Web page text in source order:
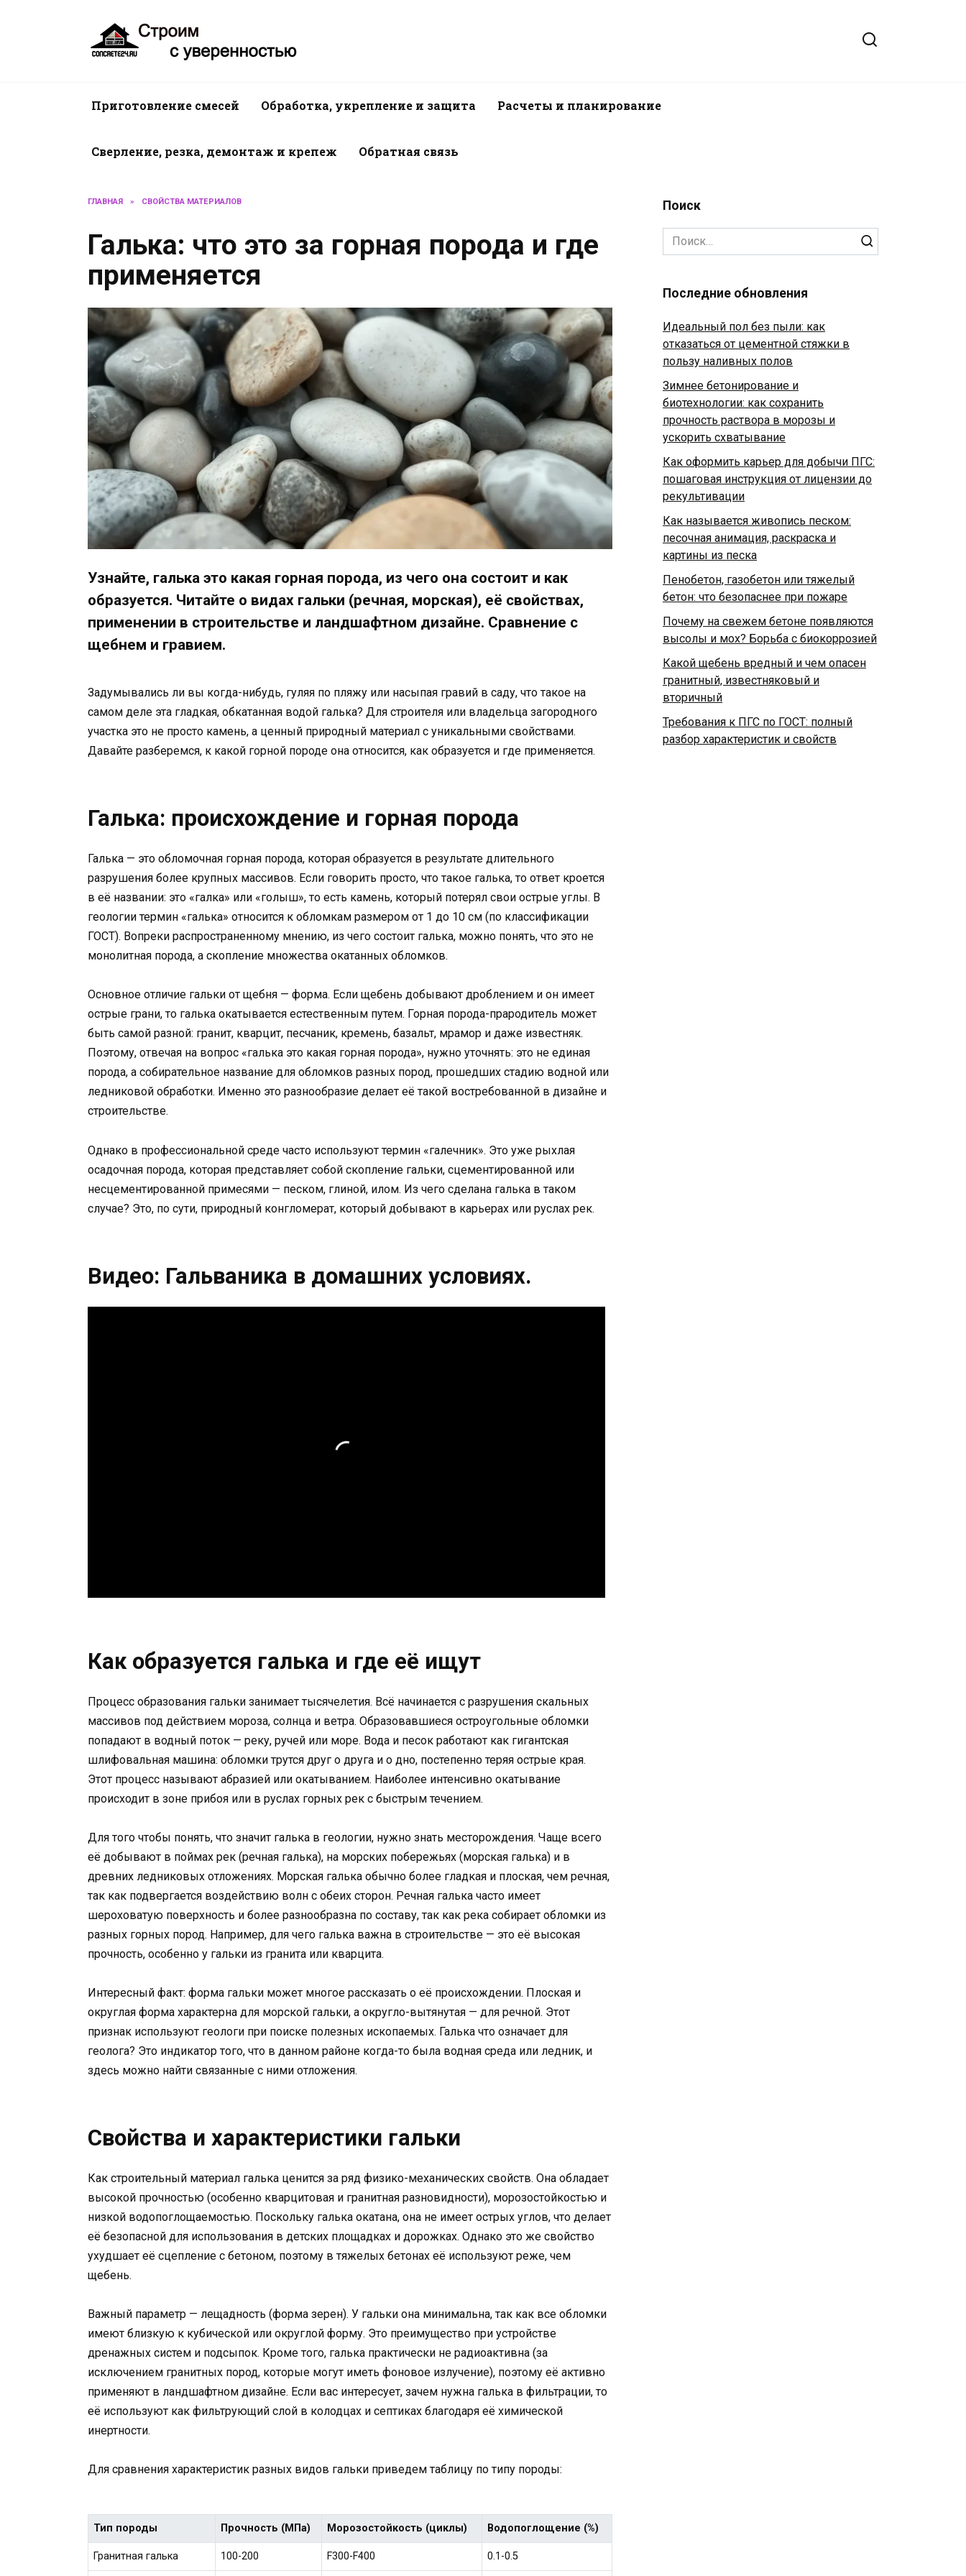
Приготовление смесей Обработка, укрепление и защита Расчеты и планирование
Сверление, резка, демонтаж и крепеж Обратная связь
ГЛАВНАЯ » СВОЙСТВА МАТЕРИАЛОВ
Галька: что это за горная порода и где
применяется
Узнайте, галька это какая горная порода, из чего она состоит и как
образуется. Читайте о видах гальки (речная, морская), её свойствах,
применении в строительстве и ландшафтном дизайне. Сравнение с
щебнем и гравием.
Задумывались ли вы когда-нибудь, гуляя по пляжу или насыпая гравий в саду, что такое на
самом деле эта гладкая, обкатанная водой галька? Для строителя или владельца загородного
участка это не просто камень, а ценный природный материал с уникальными свойствами.
Давайте разберемся, к какой горной породе она относится, как образуется и где применяется.
Галька: происхождение и горная порода
Галька — это обломочная горная порода, которая образуется в результате длительного
разрушения более крупных массивов. Если говорить просто, что такое галька, то ответ кроется
в её названии: это «галка» или «голыш», то есть камень, который потерял свои острые углы. В
геологии термин «галька» относится к обломкам размером от 1 до 10 см (по классификации
ГОСТ). Вопреки распространенному мнению, из чего состоит галька, можно понять, что это не
монолитная порода, а скопление множества окатанных обломков.
Основное отличие гальки от щебня — форма. Если щебень добывают дроблением и он имеет
острые грани, то галька окатывается естественным путем. Горная порода-прародитель может
быть самой разной: гранит, кварцит, песчаник, кремень, базальт, мрамор и даже известняк.
Поэтому, отвечая на вопрос «галька это какая горная порода», нужно уточнять: это не единая
порода, а собирательное название для обломков разных пород, прошедших стадию водной или
ледниковой обработки. Именно это разнообразие делает её такой востребованной в дизайне и
строительстве.
Однако в профессиональной среде часто используют термин «галечник». Это уже рыхлая
осадочная порода, которая представляет собой скопление гальки, сцементированной или
несцементированной примесями — песком, глиной, илом. Из чего сделана галька в таком
случае? Это, по сути, природный конгломерат, который добывают в карьерах или руслах рек.
Видео: Гальваника в домашних условиях.
Как образуется галька и где её ищут
Процесс образования гальки занимает тысячелетия. Всё начинается с разрушения скальных
массивов под действием мороза, солнца и ветра. Образовавшиеся остроугольные обломки
попадают в водный поток — реку, ручей или море. Вода и песок работают как гигантская
шлифовальная машина: обломки трутся друг о друга и о дно, постепенно теряя острые края.
Этот процесс называют абразией или окатыванием. Наиболее интенсивно окатывание
происходит в зоне прибоя или в руслах горных рек с быстрым течением.
Для того чтобы понять, что значит галька в геологии, нужно знать месторождения. Чаще всего
её добывают в поймах рек (речная галька), на морских побережьях (морская галька) и в
древних ледниковых отложениях. Морская галька обычно более гладкая и плоская, чем речная,
так как подвергается воздействию волн с обеих сторон. Речная галька часто имеет
шероховатую поверхность и более разнообразна по составу, так как река собирает обломки из
разных горных пород. Например, для чего галька важна в строительстве — это её высокая
прочность, особенно у гальки из гранита или кварцита.
Интересный факт: форма гальки может многое рассказать о её происхождении. Плоская и
округлая форма характерна для морской гальки, а округло-вытянутая — для речной. Этот
признак используют геологи при поиске полезных ископаемых. Галька что означает для
геолога? Это индикатор того, что в данном районе когда-то была водная среда или ледник, и
здесь можно найти связанные с ними отложения.
Свойства и характеристики гальки
Как строительный материал галька ценится за ряд физико-механических свойств. Она обладает
высокой прочностью (особенно кварцитовая и гранитная разновидности), морозостойкостью и
низкой водопоглощаемостью. Поскольку галька окатана, она не имеет острых углов, что делает
её безопасной для использования в детских площадках и дорожках. Однако это же свойство
ухудшает её сцепление с бетоном, поэтому в тяжелых бетонах её используют реже, чем
щебень.
Важный параметр — лещадность (форма зерен). У гальки она минимальна, так как все обломки
имеют близкую к кубической или округлой форму. Это преимущество при устройстве
дренажных систем и подсыпок. Кроме того, галька практически не радиоактивна (за
исключением гранитных пород, которые могут иметь фоновое излучение), поэтому её активно
применяют в ландшафтном дизайне. Если вас интересует, зачем нужна галька в фильтрации, то
её используют как фильтрующий слой в колодцах и септиках благодаря её химической
инертности.
Для сравнения характеристик разных видов гальки приведем таблицу по типу породы:
Тип породы Прочность (МПа) Морозостойкость (циклы) Водопоглощение (%)
Гранитная галька 100-200 F300-F400 0.1-0.5
Поиск
Search
for:
Последние обновления
Идеальный пол без пыли: как
отказаться от цементной стяжки в
пользу наливных полов
Зимнее бетонирование и
биотехнологии: как сохранить
прочность раствора в морозы и
ускорить схватывание
Как оформить карьер для добычи ПГС:
пошаговая инструкция от лицензии до
рекультивации
Как называется живопись песком:
песочная анимация, раскраска и
картины из песка
Пенобетон, газобетон или тяжелый
бетон: что безопаснее при пожаре
Почему на свежем бетоне появляются
высолы и мох? Борьба с биокоррозией
Какой щебень вредный и чем опасен
гранитный, известняковый и
вторичный
Требования к ПГС по ГОСТ: полный
разбор характеристик и свойств